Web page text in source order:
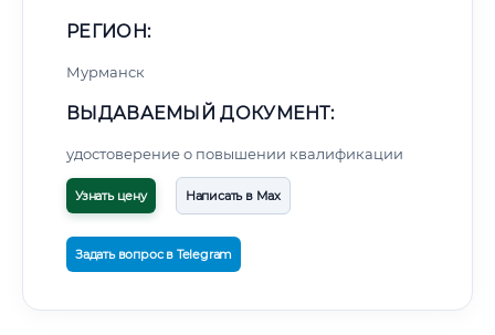
РЕГИОН:
Мурманск
ВЫДАВАЕМЫЙ ДОКУМЕНТ:
удостоверение о повышении квалификации
Узнать цену Написать в Max
Задать вопрос в Telegram